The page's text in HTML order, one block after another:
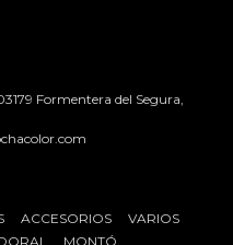
Formentera del Segura,
ACCESORIOS
VARIOS
MONTÓ